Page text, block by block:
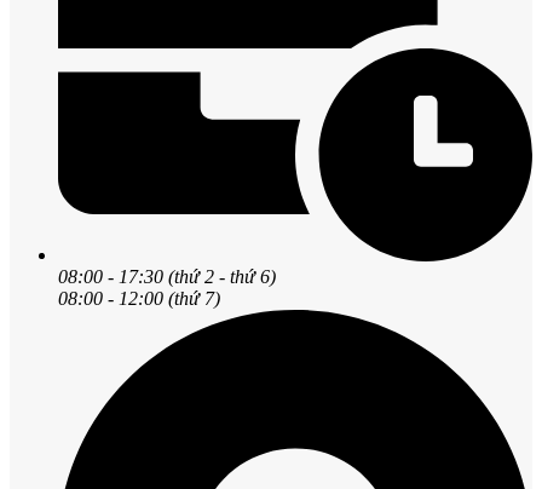
08:00 - 17:30 (thứ 2 - thứ 6)
08:00 - 12:00 (thứ 7)